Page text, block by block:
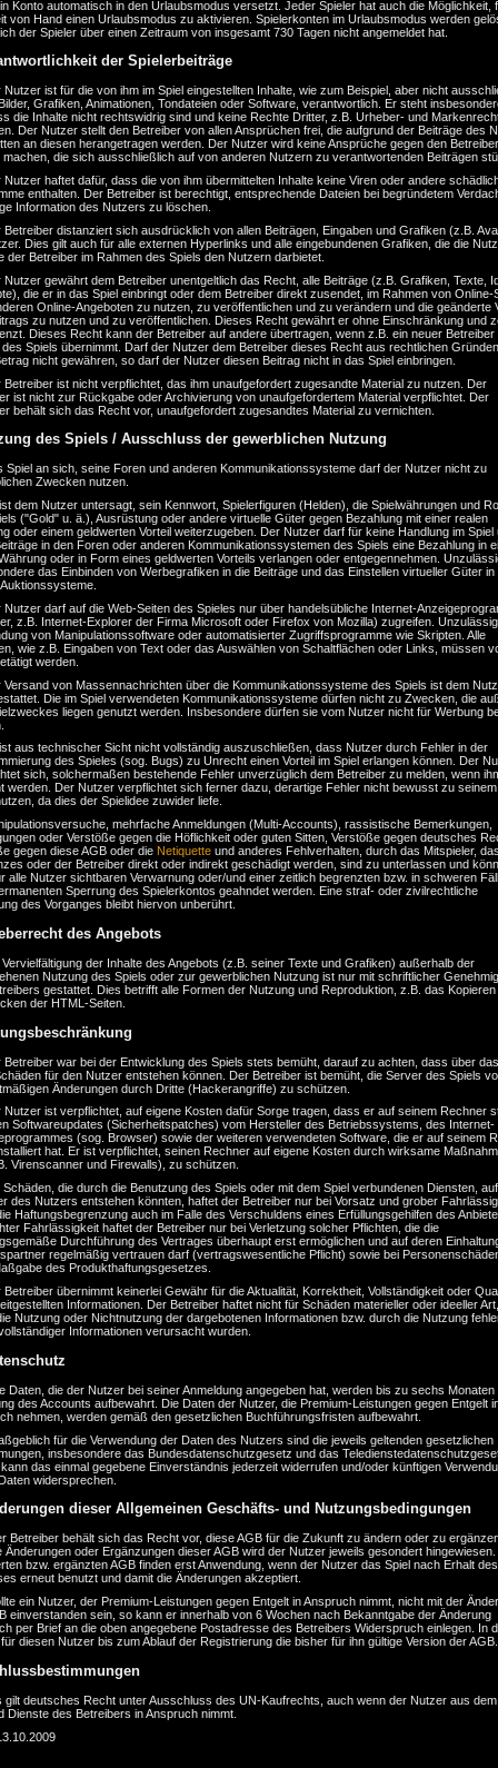
Konto automatisch in den Urlaubsmodus versetzt. Jeder Spieler hat auch die Möglichkeit,
von Hand einen Urlaubsmodus zu aktivieren. Spielerkonten im Urlaubsmodus werden
der Spieler über einen Zeitraum von insgesamt 730 Tagen nicht angemeldet hat.
der Spielerbeiträge
Nutzer ist für die von ihm im Spiel eingestellten Inhalte, wie zum Beispiel, aber nicht
Grafiken, Animationen, Tondateien oder Software, verantwortlich. Er steht
die Inhalte nicht rechtswidrig sind und keine Rechte Dritter, z.B. Urheber- und
Der Nutzer stellt den Betreiber von allen Ansprüchen frei, die aufgrund der Beiträge des
an diesen herangetragen werden. Der Nutzer wird keine Ansprüche gegen den Betreiber
machen, die sich ausschließlich auf von anderen Nutzern zu verantwortenden Beiträgen
Nutzer haftet dafür, dass die von ihm übermittelten Inhalte keine Viren oder andere
enthalten. Der Betreiber ist berechtigt, entsprechende Dateien bei begründetem
Information des Nutzers zu löschen.
Betreiber distanziert sich ausdrücklich von allen Beiträgen, Eingaben und Grafiken (z.B.
Dies gilt auch für alle externen Hyperlinks und alle eingebundenen Grafiken, die die
der Betreiber im Rahmen des Spiels den Nutzern darbietet.
Nutzer gewährt dem Betreiber unentgeltlich das Recht, alle Beiträge (z.B. Grafiken, Texte,
die er in das Spiel einbringt oder dem Betreiber direkt zusendet, im Rahmen von Online-
Online-Angeboten zu nutzen, zu veröffentlichen und zu verändern und die geänderte
zu nutzen und zu veröffentlichen. Dieses Recht gewährt er ohne Einschränkung und
Dieses Recht kann der Betreiber auf andere übertragen, wenn z.B. ein neuer Betreiber
des Spiels übernimmt. Darf der Nutzer dem Betreiber dieses Recht aus rechtlichen
nicht gewähren, so darf der Nutzer diesen Beitrag nicht in das Spiel einbringen.
Betreiber ist nicht verpflichtet, das ihm unaufgefordert zugesandte Material zu nutzen. Der
ist nicht zur Rückgabe oder Archivierung von unaufgefordertem Material verpflichtet. Der
behält sich das Recht vor, unaufgefordert zugesandtes Material zu vernichten.
des Spiels / Ausschluss der gewerblichen Nutzung
Spiel an sich, seine Foren und anderen Kommunikationssysteme darf der Nutzer nicht zu
Zwecken nutzen.
dem Nutzer untersagt, sein Kennwort, Spielerfiguren (Helden), die Spielwährungen und
("Gold" u. ä.), Ausrüstung oder andere virtuelle Güter gegen Bezahlung mit einer realen
oder einem geldwerten Vorteil weiterzugeben. Der Nutzer darf für keine Handlung im Spiel
in den Foren oder anderen Kommunikationssystemen des Spiels eine Bezahlung in
oder in Form eines geldwerten Vorteils verlangen oder entgegennehmen.
das Einbinden von Werbegrafiken in die Beiträge und das Einstellen virtueller Güter in
Nutzer darf auf die Web-Seiten des Spieles nur über handelsübliche Internet-
z.B. Internet-Explorer der Firma Microsoft oder Firefox von Mozilla) zugreifen.
von Manipulationssoftware oder automatisierter Zugriffsprogramme wie Skripten. Alle
wie z.B. Eingaben von Text oder das Auswählen von Schaltflächen oder Links, müssen
werden.
Versand von Massennachrichten über die Kommunikationssysteme des Spiels ist dem
Die im Spiel verwendeten Kommunikationssysteme dürfen nicht zu Zwecken, die
liegen genutzt werden. Insbesondere dürfen sie vom Nutzer nicht für Werbung
aus technischer Sicht nicht vollständig auszuschließen, dass Nutzer durch Fehler in der
des Spieles (sog. Bugs) zu Unrecht einen Vorteil im Spiel erlangen können. Der
sich, solchermaßen bestehende Fehler unverzüglich dem Betreiber zu melden, wenn
werden. Der Nutzer verpflichtet sich ferner dazu, derartige Fehler nicht bewusst zu seinem
da dies der Spielidee zuwider liefe.
mehrfache Anmeldungen (Multi-Accounts), rassistische Bemerkungen,
oder Verstöße gegen die Höflichkeit oder guten Sitten, Verstöße gegen deutsches
gegen diese AGB oder die Netiquette und anderes Fehlverhalten, durch das Mitspieler,
oder der Betreiber direkt oder indirekt geschädigt werden, sind zu unterlassen und
alle Nutzer sichtbaren Verwarnung oder/und einer zeitlich begrenzten bzw. in schweren
Sperrung des Spielerkontos geahndet werden. Eine straf- oder zivilrechtliche
des Vorganges bleibt hiervon unberührt.
des Angebots
Vervielfältigung der Inhalte des Angebots (z.B. seiner Texte und Grafiken) außerhalb der
Nutzung des Spiels oder zur gewerblichen Nutzung ist nur mit schriftlicher
gestattet. Dies betrifft alle Formen der Nutzung und Reproduktion, z.B. das
der HTML-Seiten.
Betreiber war bei der Entwicklung des Spiels stets bemüht, darauf zu achten, dass über
für den Nutzer entstehen können. Der Betreiber ist bemüht, die Server des Spiels
Änderungen durch Dritte (Hackerangriffe) zu schützen.
Nutzer ist verpflichtet, auf eigene Kosten dafür Sorge tragen, dass er auf seinem Rechner
Softwareupdates (Sicherheitspatches) vom Hersteller des Betriebssystems, des Internet-
(sog. Browser) sowie der weiteren verwendeten Software, die er auf seinem
hat. Er ist verpflichtet, seinen Rechner auf eigene Kosten durch wirksame
Virenscanner und Firewalls), zu schützen.
Schäden, die durch die Benutzung des Spiels oder mit dem Spiel verbundenen Diensten,
des Nutzers entstehen könnten, haftet der Betreiber nur bei Vorsatz und grober
Haftungsbegrenzung auch im Falle des Verschuldens eines Erfüllungsgehilfen des
Fahrlässigkeit haftet der Betreiber nur bei Verletzung solcher Pflichten, die die
Durchführung des Vertrages überhaupt erst ermöglichen und auf deren
regelmäßig vertrauen darf (vertragswesentliche Pflicht) sowie bei
des Produkthaftungsgesetzes.
Betreiber übernimmt keinerlei Gewähr für die Aktualität, Korrektheit, Vollständigkeit oder
Informationen. Der Betreiber haftet nicht für Schäden materieller oder ideeller
Nutzung oder Nichtnutzung der dargebotenen Informationen bzw. durch die Nutzung
Informationen verursacht wurden.
Daten, die der Nutzer bei seiner Anmeldung angegeben hat, werden bis zu sechs Monaten
des Accounts aufbewahrt. Die Daten der Nutzer, die Premium-Leistungen gegen Entgelt
nehmen, werden gemäß den gesetzlichen Buchführungsfristen aufbewahrt.
für die Verwendung der Daten des Nutzers sind die jeweils geltenden gesetzlichen
insbesondere das Bundesdatenschutzgesetz und das
das einmal gegebene Einverständnis jederzeit widerrufen und/oder künftigen
widersprechen.
dieser Allgemeinen Geschäfts- und Nutzungsbedingungen
Betreiber behält sich das Recht vor, diese AGB für die Zukunft zu ändern oder zu
Änderungen oder Ergänzungen dieser AGB wird der Nutzer jeweils gesondert hingewiesen.
bzw. ergänzten AGB finden erst Anwendung, wenn der Nutzer das Spiel nach Erhalt des
erneut benutzt und damit die Änderungen akzeptiert.
ein Nutzer, der Premium-Leistungen gegen Entgelt in Anspruch nimmt, nicht mit der
einverstanden sein, so kann er innerhalb von 6 Wochen nach Bekanntgabe der Änderung
per Brief an die oben angegebene Postadresse des Betreibers Widerspruch einlegen. In
diesen Nutzer bis zum Ablauf der Registrierung die bisher für ihn gültige Version der AGB.
gilt deutsches Recht unter Ausschluss des UN-Kaufrechts, auch wenn der Nutzer aus dem
Dienste des Betreibers in Anspruch nimmt.